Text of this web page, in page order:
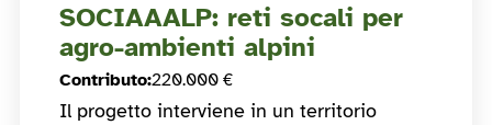
SOCIAAALP: reti socali per
agro-ambienti alpini
Contributo:220.000 €
Il progetto interviene in un territorio